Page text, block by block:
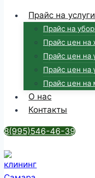
Прайс на
Прайс на
Прайс цен на
Прайс цен на
Прайс цен на
Прайс цен на
О нас
Контакты
8(995)546-46-39